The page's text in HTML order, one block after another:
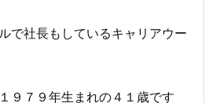
で社長もしているキャリアウー
９７９年生まれの４１歳です